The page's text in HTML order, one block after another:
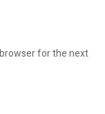
for the next